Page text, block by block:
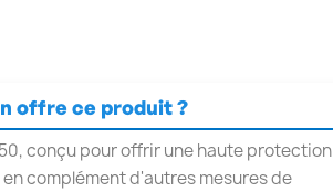
offre ce produit ?
conçu pour offrir une haute protection
complément d'autres mesures de